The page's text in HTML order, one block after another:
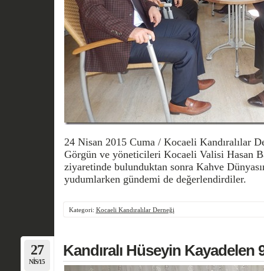
24 Nisan 2015 Cuma / Kocaeli Kandıralılar
Görgün ve yöneticileri Kocaeli Valisi Hasan
ziyaretinde bulunduktan sonra Kahve
yudumlarken gündemi de değerlendirdiler.
Kategori: Kocaeli Kandıralılar Derneği
27
NIS/15
Kandıralı Hüseyin Kayadelen